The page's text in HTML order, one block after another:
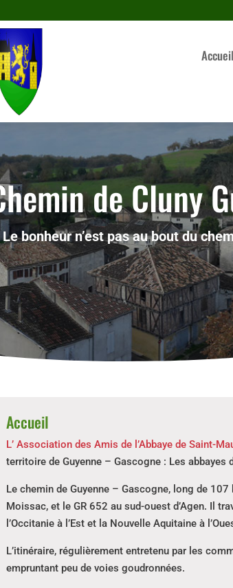
Accueil
de Cluny
bonheur n’est pas au bout du
Accueil
L’ Association des Amis de l’Abbaye de Saint-
territoire de Guyenne – Gascogne : Les
Le chemin de Guyenne – Gascogne, long de
Moissac, et le GR 652 au sud-ouest d’Agen. Il
l’Occitanie à l’Est et la Nouvelle Aquitaine à
L’itinéraire, régulièrement entretenu par les
empruntant peu de voies goudronnées.